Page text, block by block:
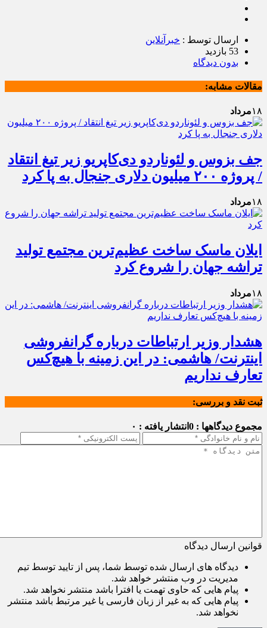
ارسال توسط : خبرآنلاین
53 بازدید
بدون دیدگاه
مقالات مشابه:
۱۸مرداد
جف بزوس و لئوناردو دی‌کاپریو زیر تیغ انتقاد
/ پروژه ۲۰۰ میلیون دلاری جنجال به پا کرد
۱۸مرداد
ایلان ماسک ساخت عظیم‌ترین مجتمع تولید
تراشه جهان را شروع کرد
۱۸مرداد
هشدار وزیر ارتباطات درباره گرانفروشی
اینترنت/ هاشمی: در این زمینه با هیچ‌کس
تعارف نداریم
ثبت نقد و بررسی:
مجموع دیدگاهها : 0 انتشار یافته : ۰
قوانین ارسال دیدگاه
دیدگاه های ارسال شده توسط شما، پس از تایید توسط تیم
مدیریت در وب منتشر خواهد شد.
پیام هایی که حاوی تهمت یا افترا باشد منتشر نخواهد شد.
پیام هایی که به غیر از زبان فارسی یا غیر مرتبط باشد منتشر
نخواهد شد.